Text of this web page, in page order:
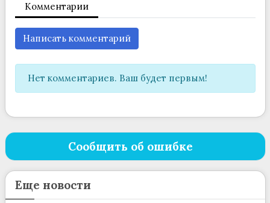
Комментарии
Написать комментарий
Нет комментариев. Ваш будет первым!
Сообщить об ошибке
Еще новости